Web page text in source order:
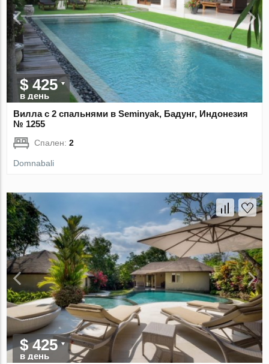
$ 425
в день
Вилла с 2 спальнями в Seminyak, Бадунг, Индонезия
№ 1255
Спален:2
Domnabali
$ 425
в день